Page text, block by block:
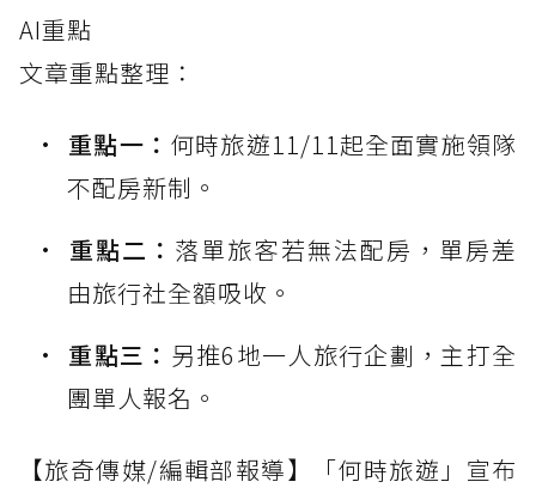
AI重點
文章重點整理：
重點一： 何時旅遊11/11起全面實施領隊
不配房新制。
重點二： 落單旅客若無法配房，單房差
由旅行社全額吸收。
重點三： 另推6地一人旅行企劃，主打全
團單人報名。
【旅奇傳媒/編輯部報導】「何時旅遊」宣布